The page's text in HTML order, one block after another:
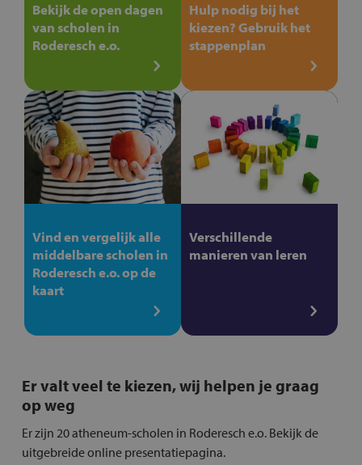
Bekijk de open dagen
van scholen in
Roderesch e.o.
Hulp nodig bij het
kiezen? Gebruik het
stappenplan
Vind en vergelijk alle
middelbare scholen in
Roderesch e.o. op de
kaart
Verschillende
manieren van leren
Er valt veel te kiezen, wij helpen je graag
op weg
Er zijn 20 atheneum-scholen in Roderesch e.o. Bekijk de
uitgebreide online presentatiepagina.